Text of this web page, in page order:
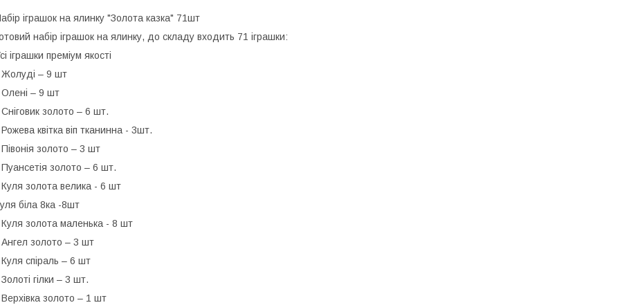
іграшок на ялинку "Золота казка" 71шт
набір іграшок на ялинку, до складу входить 71 іграшки:
іграшки преміум якості
Жолуді – 9 шт
Олені – 9 шт
Сніговик золото – 6 шт.
Рожева квітка віп тканинна - 3шт.
Півонія золото – 3 шт
Пуансетія золото – 6 шт.
Куля золота велика - 6 шт
біла 8ка -8шт
Куля золота маленька - 8 шт
Ангел золото – 3 шт
Куля спіраль – 6 шт
Золоті гілки – 3 шт.
Верхівка золото – 1 шт